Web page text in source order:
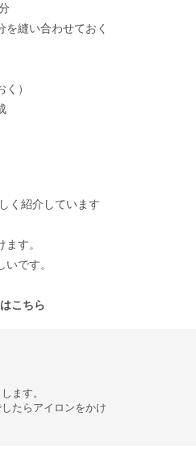
を縫い合わせておく
）
く紹介しています
す。
です。
こちら
ます。
たらアイロンをかけ